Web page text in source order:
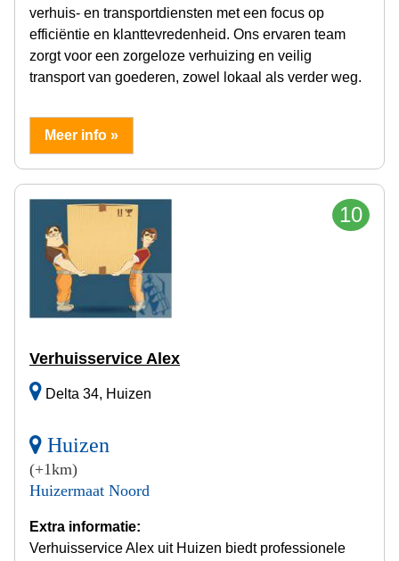
verhuis- en transportdiensten met een focus op
efficiëntie en klanttevredenheid. Ons ervaren team
zorgt voor een zorgeloze verhuizing en veilig
transport van goederen, zowel lokaal als verder weg.
Meer info »
10
Verhuisservice Alex
Delta 34, Huizen
Huizen
(+1km)
Huizermaat Noord
Extra informatie:
Verhuisservice Alex uit Huizen biedt professionele